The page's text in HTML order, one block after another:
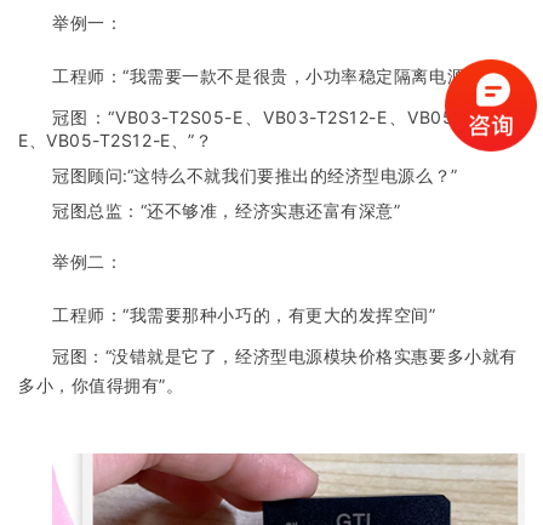
举例一：
工程师：“我需要一款不是很贵，小功率稳定隔离电源？”
冠图：“VB03-T2S05-E、VB03-T2S12-E、VB05-T2S05-
E、VB05-T2S12-E、”？
冠图顾问:“这特么不就我们要推出的经济型电源么？”
冠图总监：“还不够准，经济实惠还富有深意”
举例二：
工程师：“我需要那种小巧的，有更大的发挥空间”
冠图：“没错就是它了，经济型电源模块价格实惠要多小就有
多小，你值得拥有”。